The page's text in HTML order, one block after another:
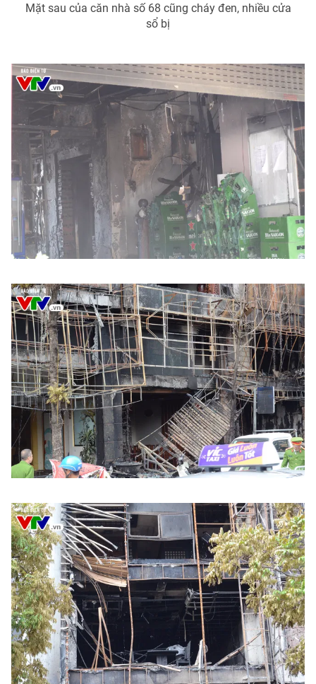
Mặt sau của căn nhà số 68 cũng cháy đen, nhiều cửa
sổ bị